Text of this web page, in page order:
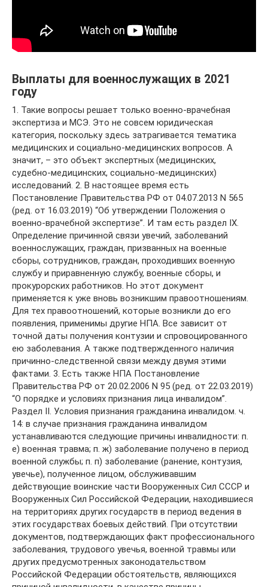
Выплаты для военнослужащих в 2021
году
1. Такие вопросы решает только военно-врачебная
экспертиза и МСЭ. Это не совсем юридическая
категория, поскольку здесь затрагивается тематика
медицинских и социально-медицинских вопросов. А
значит, – это объект экспертных (медицинских,
судебно-медицинских, социально-медицинских)
исследований. 2. В настоящее время есть
Постановление Правительства РФ от 04.07.2013 N 565
(ред. от 16.03.2019) “Об утверждении Положения о
военно-врачебной экспертизе”. И там есть раздел IX.
Определение причинной связи увечий, заболеваний
военнослужащих, граждан, призванных на военные
сборы, сотрудников, граждан, проходивших военную
службу и приравненную службу, военные сборы, и
прокурорских работников. Но этот документ
применяется к уже вновь возникшим правоотношениям.
Для тех правоотношений, которые возникли до его
появления, применимы другие НПА. Все зависит от
точной даты получения контузии и спровоцированного
ею заболевания. А также подтвержденного наличия
причинно-следственной связи между двумя этими
фактами. 3. Есть также НПА Постановление
Правительства РФ от 20.02.2006 N 95 (ред. от 22.03.2019)
“О порядке и условиях признания лица инвалидом”.
Раздел II. Условия признания гражданина инвалидом. ч.
14: в случае признания гражданина инвалидом
устанавливаются следующие причины инвалидности: п.
е) военная травма; п. ж) заболевание получено в период
военной службы; п. п) заболевание (ранение, контузия,
увечье), полученное лицом, обслуживавшим
действующие воинские части Вооруженных Сил СССР и
Вооруженных Сил Российской Федерации, находившиеся
на территориях других государств в период ведения в
этих государствах боевых действий. При отсутствии
документов, подтверждающих факт профессионального
заболевания, трудового увечья, военной травмы или
других предусмотренных законодательством
Российской Федерации обстоятельств, являющихся